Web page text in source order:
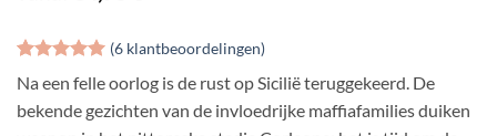
Gewaardeerd
5op 5
gebaseerd
6
(6klantbeoordelingen)
Na een felle oorlog is de rust op Sicilië teruggekeerd. De
bekende gezichten van de invloedrijke maffiafamilies duiken